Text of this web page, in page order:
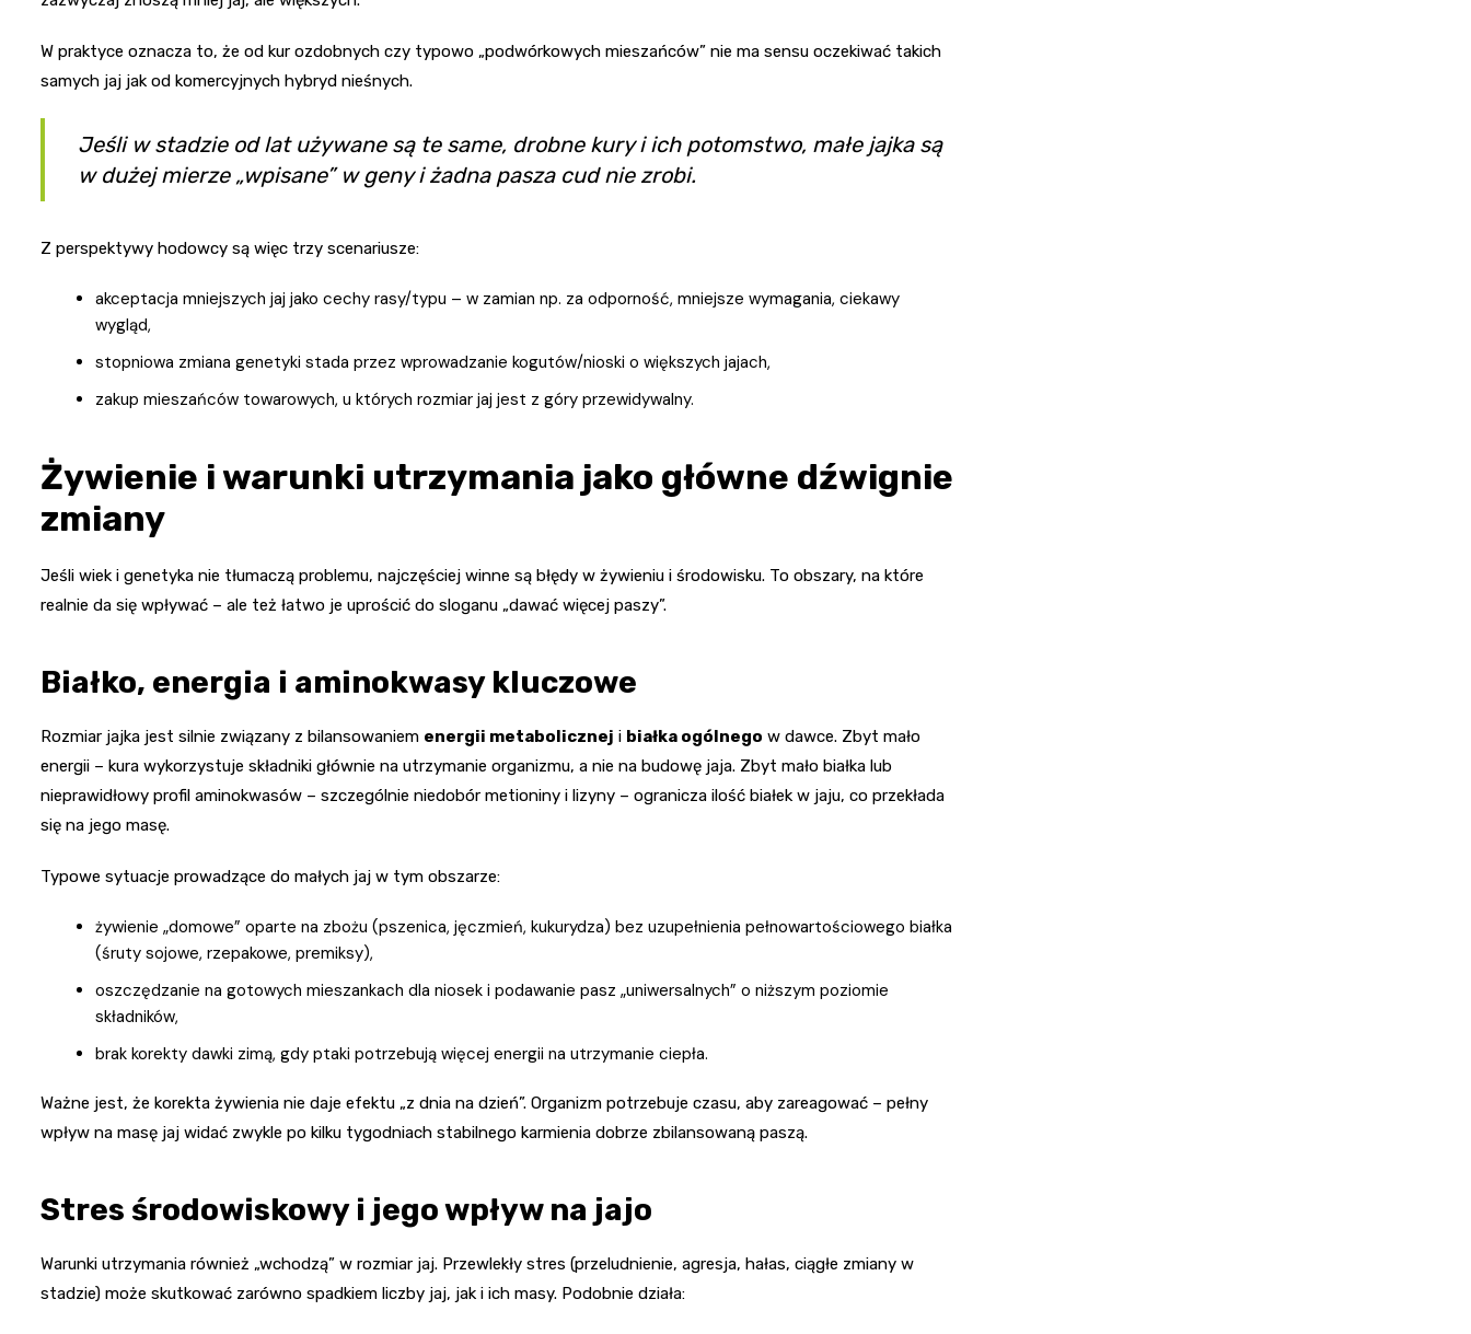
W praktyce oznacza to, że od kur ozdobnych czy typowo „podwórkowych mieszańców” nie ma sensu oczekiwać takich
samych jaj jak od komercyjnych hybryd nieśnych.
Jeśli w stadzie od lat używane są te same, drobne kury i ich potomstwo, małe jajka są
w dużej mierze „wpisane” w geny i żadna pasza cud nie zrobi.
Z perspektywy hodowcy są więc trzy scenariusze:
akceptacja mniejszych jaj jako cechy rasy/typu – w zamian np. za odporność, mniejsze wymagania, ciekawy
wygląd,
stopniowa zmiana genetyki stada przez wprowadzanie kogutów/nioski o większych jajach,
zakup mieszańców towarowych, u których rozmiar jaj jest z góry przewidywalny.
Żywienie i warunki utrzymania jako główne dźwignie
zmiany
Jeśli wiek i genetyka nie tłumaczą problemu, najczęściej winne są błędy w żywieniu i środowisku. To obszary, na które
realnie da się wpływać – ale też łatwo je uprościć do sloganu „dawać więcej paszy”.
Białko, energia i aminokwasy kluczowe
Rozmiar jajka jest silnie związany z bilansowaniem energii metabolicznej i białka ogólnego w dawce. Zbyt mało
energii – kura wykorzystuje składniki głównie na utrzymanie organizmu, a nie na budowę jaja. Zbyt mało białka lub
nieprawidłowy profil aminokwasów – szczególnie niedobór metioniny i lizyny – ogranicza ilość białek w jaju, co przekłada
się na jego masę.
Typowe sytuacje prowadzące do małych jaj w tym obszarze:
żywienie „domowe” oparte na zbożu (pszenica, jęczmień, kukurydza) bez uzupełnienia pełnowartościowego białka
(śruty sojowe, rzepakowe, premiksy),
oszczędzanie na gotowych mieszankach dla niosek i podawanie pasz „uniwersalnych” o niższym poziomie
składników,
brak korekty dawki zimą, gdy ptaki potrzebują więcej energii na utrzymanie ciepła.
Ważne jest, że korekta żywienia nie daje efektu „z dnia na dzień”. Organizm potrzebuje czasu, aby zareagować – pełny
wpływ na masę jaj widać zwykle po kilku tygodniach stabilnego karmienia dobrze zbilansowaną paszą.
Stres środowiskowy i jego wpływ na jajo
Warunki utrzymania również „wchodzą” w rozmiar jaj. Przewlekły stres (przeludnienie, agresja, hałas, ciągłe zmiany w
stadzie) może skutkować zarówno spadkiem liczby jaj, jak i ich masy. Podobnie działa: